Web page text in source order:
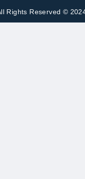
Rights Reserved ©